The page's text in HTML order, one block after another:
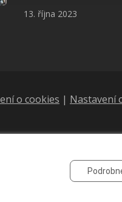
13. října 2023
o cookies | Nastavení